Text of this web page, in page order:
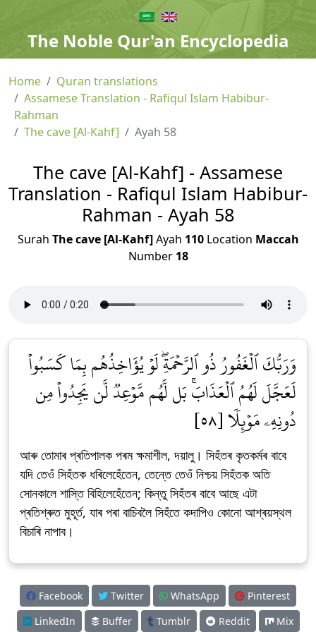
The Noble Qur'an Encyclopedia
Home
Quran translations
Assamese Translation - Rafiqul Islam Habibur-
Rahman
The cave [Al-Kahf]
Ayah 58
The cave [Al-Kahf] - Assamese
Translation - Rafiqul Islam Habibur-
Rahman - Ayah 58
Surah The cave [Al-Kahf]Ayah 110Location Maccah
Number 18
وَرَبُّكَ ٱلۡغَفُورُ ذُو ٱلرَّحۡمَةِۖ لَوۡ يُؤَاخِذُهُم بِمَا كَسَبُواْ
لَعَجَّلَ لَهُمُ ٱلۡعَذَابَۚ بَل لَّهُم مَّوۡعِدٞ لَّن يَجِدُواْ مِن
دُونِهِۦ مَوۡئِلٗا [٥٨]
আৰু তোমাৰ প্ৰতিপালক পৰম ক্ষমাশীল, দয়ালু। সিহঁতৰ কৃতকৰ্মৰ বাবে
যদি তেওঁ সিহঁতক ধৰিলেহেঁতেন, তেন্তে তেওঁ নিশ্চয় সিহঁতক অতি
সোনকালে শাস্তি বিহিলেহেঁতেন; কিন্তু সিহঁতৰ বাবে আছে এটা
প্ৰতিশ্ৰুত মুহূৰ্ত, যাৰ পৰা বাচিবলৈ সিহঁতে কদাপিও কোনো আশ্ৰয়স্থল
বিচাৰি নাপাব।
Facebook Twitter WhatsApp
Pinterest
LinkedIn
Buffer Tumblr Reddit
Mix